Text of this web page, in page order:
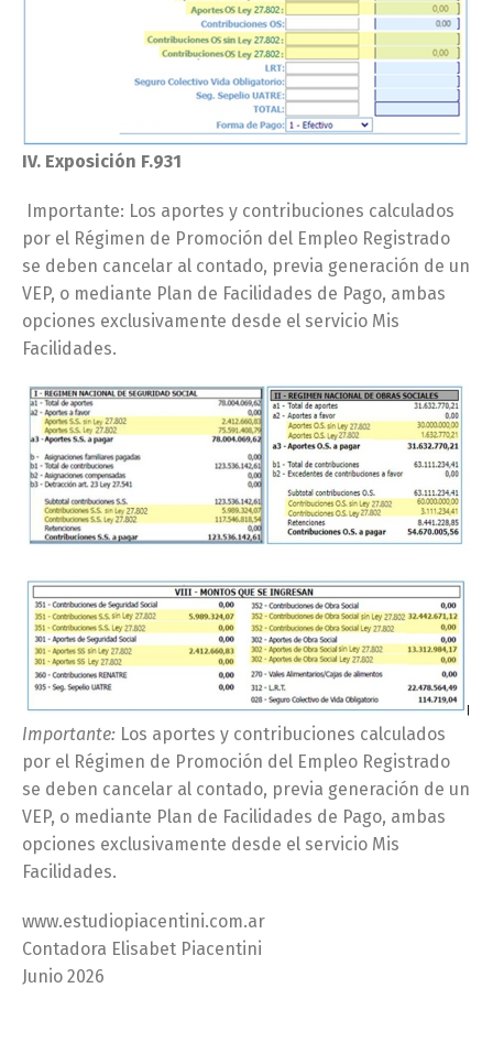
IV. Exposición F.931
Importante: Los aportes y contribuciones calculados
por el Régimen de Promoción del Empleo Registrado
se deben cancelar al contado, previa generación de un
VEP, o mediante Plan de Facilidades de Pago, ambas
opciones exclusivamente desde el servicio Mis
Facilidades.
Importante: Los aportes y contribuciones calculados
por el Régimen de Promoción del Empleo Registrado
se deben cancelar al contado, previa generación de un
VEP, o mediante Plan de Facilidades de Pago, ambas
opciones exclusivamente desde el servicio Mis
Facilidades.
www.estudiopiacentini.com.ar
Contadora Elisabet Piacentini
Junio 2026